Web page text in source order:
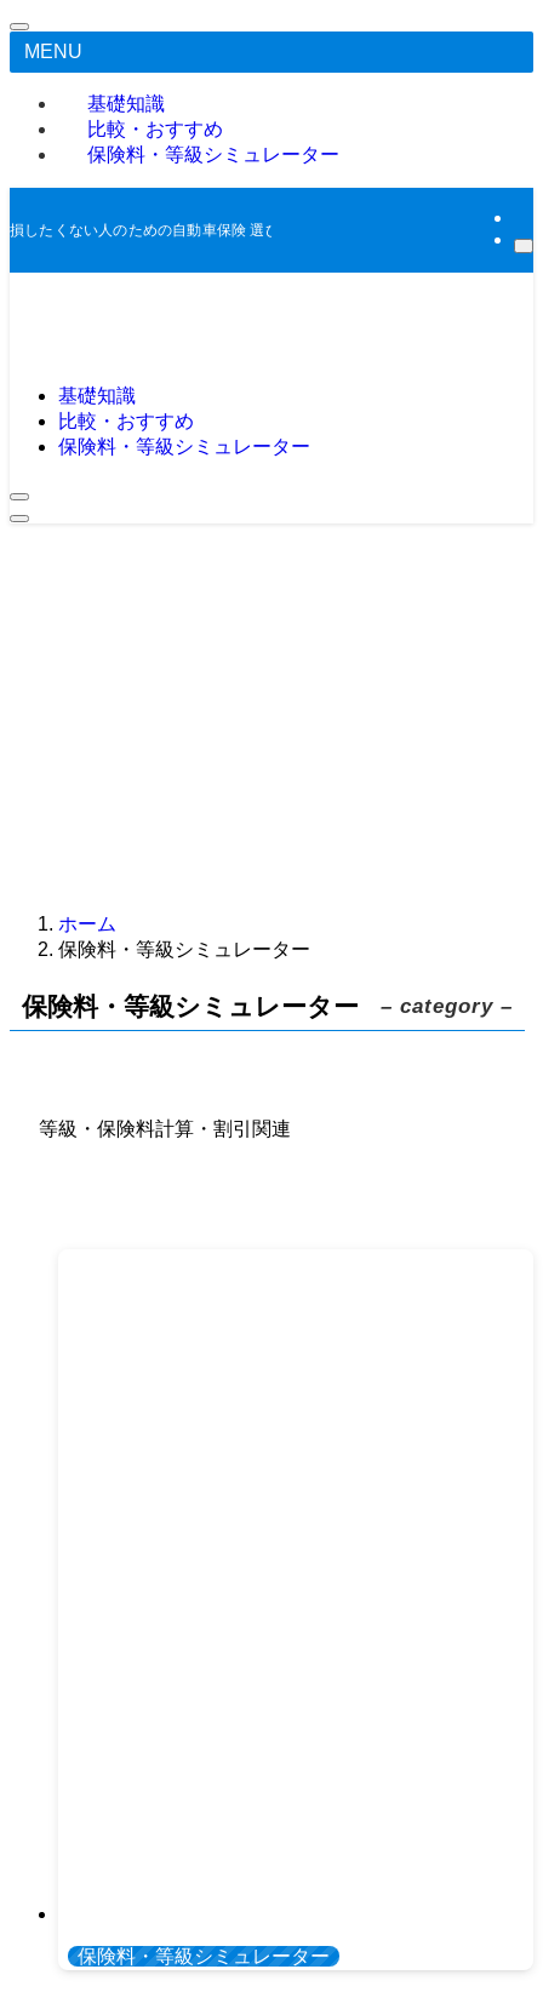
MENU
基礎知識
比較・おすすめ
保険料・等級シミュレーター
損したくない人のための自動車保険 選び｜専門用語ゼロでわかる！あなたに最
基礎知識
比較・おすすめ
保険料・等級シミュレーター
ホーム
保険料・等級シミュレーター
保険料・等級シミュレーター – category –
等級・保険料計算・割引関連
保険料・等級シミュレーター